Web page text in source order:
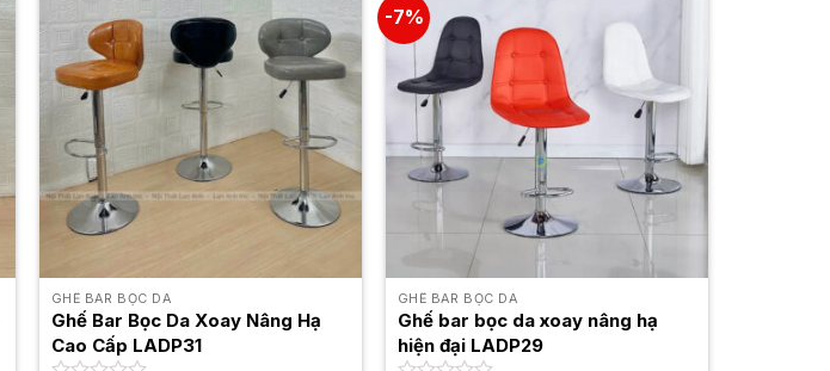
GHẾ BAR BỌC DA
Ghế Bar Bọc Da Xoay Nâng Hạ
Cao Cấp LADP31
-7%
GHẾ BAR BỌC DA
Ghế bar bọc da xoay nâng hạ
hiện đại LADP29